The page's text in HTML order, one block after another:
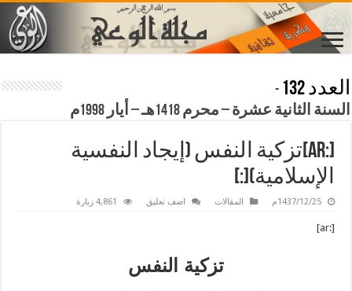
العدد 132
-
السنة الثانية عشرة – محرم 1418هـ – أيار 1998م
[:ar]تزكية النفس (إيجاد النفسية
الإسلامية)[:]
1437/12/25م المقالات اضف تعليق 4,861 زيارة
[:ar]
تزكية النفس